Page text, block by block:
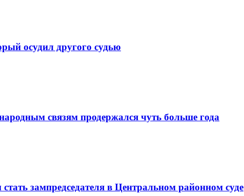
осудил другого судью
связям продержался чуть больше года
зампредседателя в Центральном районном суде